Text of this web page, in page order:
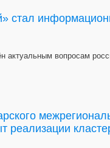
стал
вопросам
реализации